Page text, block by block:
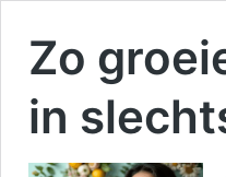
Zo
in